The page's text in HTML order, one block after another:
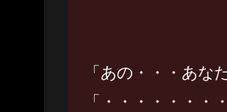
「あの・・・あな
「・・・・・・・・